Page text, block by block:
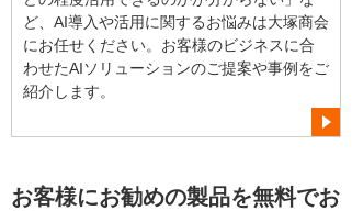
ど、AI導入や活用に関するお悩みは大塚商会
にお任せください。お客様のビジネスに合
わせたAIソリューションのご提案や事例をご
紹介します。
お客様にお勧めの製品を無料でお